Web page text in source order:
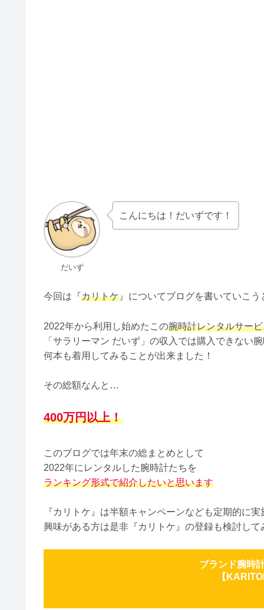
だいず
こんにちは！だいずです！
今回は『カリトケ 』についてブログを書いていこう
2022年から利用し始めたこの腕時計レンタルサー
「サラリーマン だいず」の収入では購入できない
何本も着用してみることが出来ました！
その総額なんと…
400万円以上！
このブログでは年末の総まとめとして
2022年にレンタルした腕時計たちを
ランキング形式で紹介したいと思います
『カリトケ』は半額キャンペーンなども定期的に
興味がある方は是非『カリトケ』の登録も検討して
ブランド腕時
【